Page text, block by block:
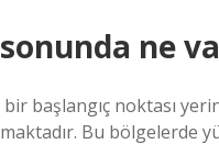
ne
başlangıç ​​noktası
Bu bölgelerde